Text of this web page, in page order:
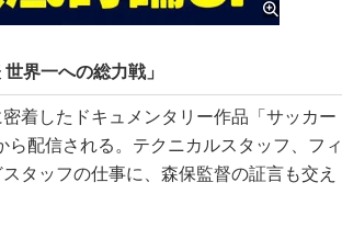
界一への総力戦」
着したドキュメンタリー作品「サッカー
配信される。テクニカルスタッフ、フィ
タッフの仕事に、森保監督の証言も交え